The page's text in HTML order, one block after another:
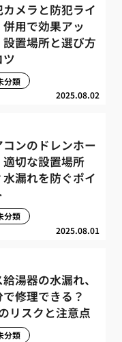
カメラと防犯ライ
併用で効果アッ
設置場所と選び方
ツ
2025.08.02
分類
コンのドレンホー
適切な設置場所
水漏れを防ぐポイ
2025.08.01
分類
湯器の水漏れ、
で修理できる？
リスクと注意点
分類